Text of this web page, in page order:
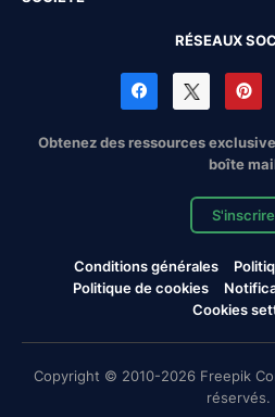
RÉSEAUX
Obtenez des ressources
boîte
S'inscrire
Conditions générales
Politique de cookies
Cookies
Copyright © 2010-2026 Freepik
réservés.